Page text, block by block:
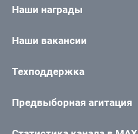
Наши награды
Наши вакансии
Техподдержка
Предвыборная агитация